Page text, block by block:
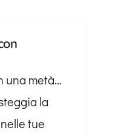
una metà…
la
tue